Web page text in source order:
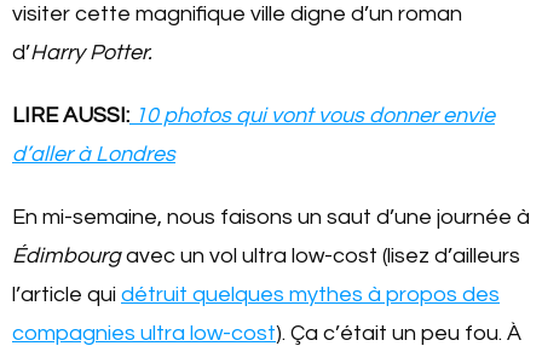
visiter cette magnifique ville digne d’un roman
d’Harry Potter.
LIRE AUSSI: 10 photos qui vont vous donner envie
d’aller à Londres
En mi-semaine, nous faisons un saut d’une journée à
Édimbourgavec un vol ultra low-cost (lisez d’ailleurs
l’article qui détruit quelques mythes à propos des
compagnies ultra low-cost). Ça c’était un peu fou. À